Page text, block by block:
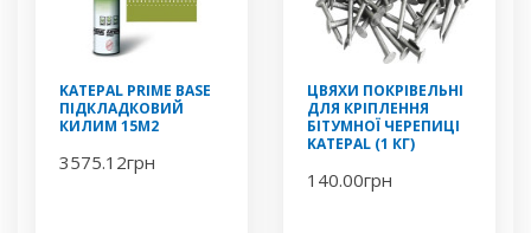
KATEPAL PRIME BASE
ПІДКЛАДКОВИЙ
КИЛИМ 15М2
3575.12грн
ЦВЯХИ ПОКРІВЕЛЬНІ
ДЛЯ КРІПЛЕННЯ
БІТУМНОЇ ЧЕРЕПИЦІ
KATEPAL (1 КГ)
140.00грн